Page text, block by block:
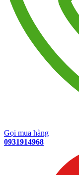
Gọi mua hàng
0931914968